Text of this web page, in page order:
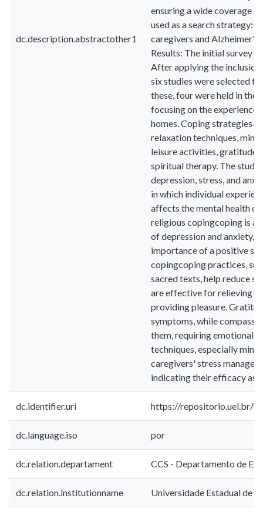
dc.description.abstractother1
ensuring a wide coverage
used as a search strategy:
caregivers and
Results: The initial survey
After applying the
six studies were selected
these, four were held in the
focusing on the
homes. Coping strategies
relaxation techniques,
leisure activities, gratitude,
spiritual therapy. The
depression, stress, and
in which individual
affects the mental health
religious copingcoping is
of depression and anxiety,
importance of a positive
copingcoping practices,
sacred texts, help reduce
are effective for relieving
providing pleasure.
symptoms, while
them, requiring emotional
techniques, especially
caregivers' stress
indicating their efficacy as
dc.identifier.uri https://repositorio.uel.br/
dc.language.iso por
dc.relation.departament CCS - Departamento de
dc.relation.institutionname Universidade Estadual de